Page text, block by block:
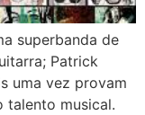
superbanda de
Patrick
uma vez provam
talento musical.